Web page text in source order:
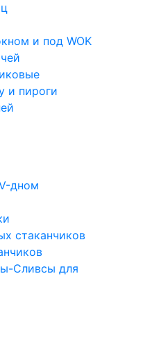
и под WOK
и пироги
дном
стаканчиков
Сливсы для